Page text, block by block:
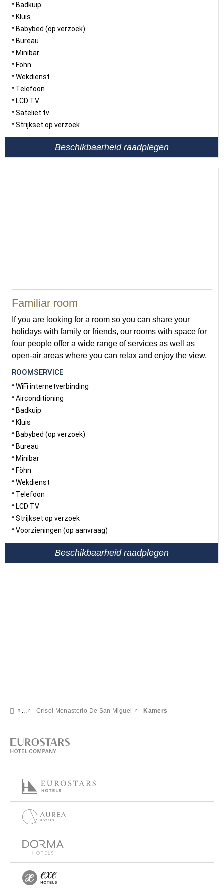
Badkuip
Kluis
Babybed (op verzoek)
Bureau
Minibar
Föhn
Wekdienst
Telefoon
LCD TV
Sateliet tv
Strijkset op verzoek
Beschikbaarheid raadplegen
Familiar room
If you are looking for a room so you can share your
holidays with family or friends, our rooms with space for
four people offer a wide range of services as well as
open-air areas where you can relax and enjoy the view.
ROOMSERVICE
WiFi internetverbinding
Airconditioning
Badkuip
Kluis
Babybed (op verzoek)
Bureau
Minibar
Föhn
Wekdienst
Telefoon
LCD TV
Strijkset op verzoek
Voorzieningen (op aanvraag)
Beschikbaarheid raadplegen
Crisol Monasterio De San Miguel Kamers